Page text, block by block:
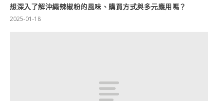
想深入了解沖繩辣椒粉的風味、購買方式與多元應用嗎？
2025-01-18